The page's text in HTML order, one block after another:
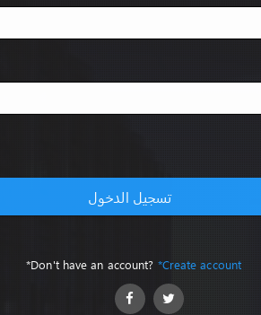
تسجيل الدخول
*Don't have an account? *Create account